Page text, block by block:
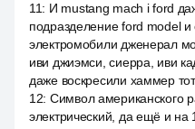
11: И mustang mach i ford
подразделение ford model
электромобили дженерал
иви джиэмси, сиерра, иви
даже воскресили хаммер
12: Символ американского
электрический, да ещё и